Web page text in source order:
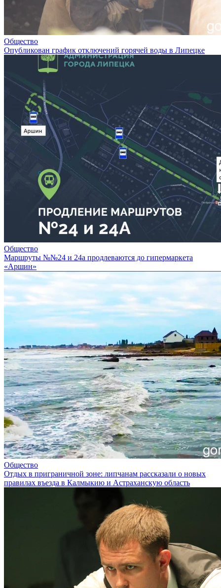
Общество
Опубликован график отключений горячей воды в Липецке
Общество
Маршруты №№24 и 24а продлеваются до гипермаркета
«Аршин»
Общество
Отдых в приграничной зоне: липчанам рассказали о новых
правилах въезда в Калмыкию и Астраханскую область